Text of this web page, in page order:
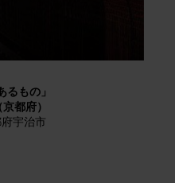
るもの」
都府）
宇治市